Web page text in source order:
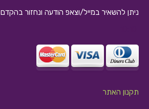
ניתן להשאיר במייל/וצאפ הודעה ונחזור בהקדם
תקנון האתר